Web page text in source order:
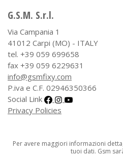
G.S.M. S.r.l.
Via Campania 1
41012 Carpi (MO) - ITALY
tel. +39 059 699658
fax +39 059 6229631
info@gsmfixy.com
P.iva e C.F. 02946350366
Social Link
Privacy Policies
Per avere maggiori informazioni
tuoi dati. Gsm